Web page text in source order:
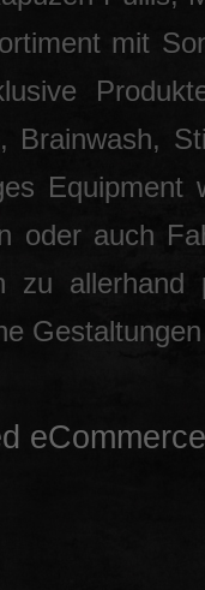
mit
Brainwash,
Equipment
oder auch
zu allerhand